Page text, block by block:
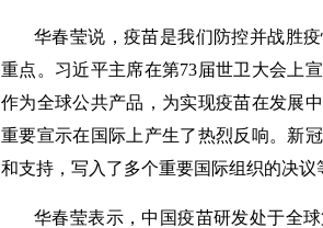
华春莹说，疫苗是我们防控并战胜
重点。习近平主席在第73届世卫大会上
作为全球公共产品，为实现疫苗在发展
重要宣示在国际上产生了热烈反响。新
和支持，写入了多个重要国际组织的决议
华春莹表示，中国疫苗研发处于全